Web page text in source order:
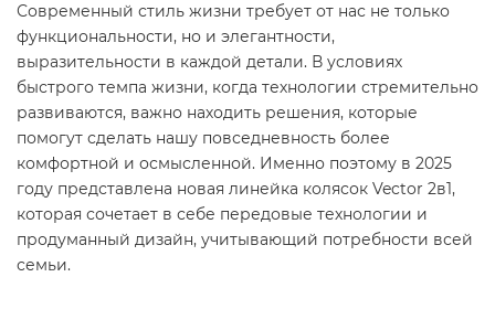
Современный стиль жизни требует от нас не только
функциональности, но и элегантности,
выразительности в каждой детали. В условиях
быстрого темпа жизни, когда технологии стремительно
развиваются, важно находить решения, которые
помогут сделать нашу повседневность более
комфортной и осмысленной. Именно поэтому в 2025
году представлена новая линейка колясок Vector 2в1,
которая сочетает в себе передовые технологии и
продуманный дизайн, учитывающий потребности всей
семьи.